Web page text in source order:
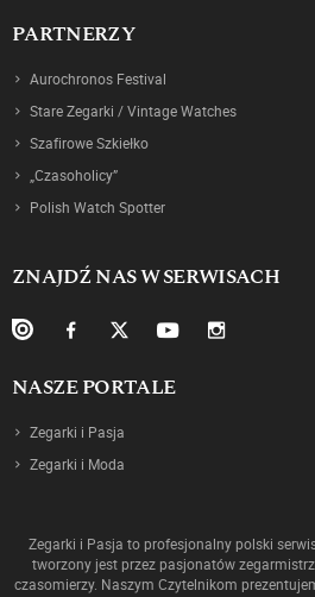
PARTNERZY
Aurochronos Festival
Stare Zegarki / Vintage Watches
Szafirowe Szkiełko
„Czasoholicy”
Polish Watch Spotter
ZNAJDŹ NAS W SERWISACH
NASZE PORTALE
Zegarki i Pasja
Zegarki i Moda
Zegarki i Pasja to profesjonalny polski
tworzony jest przez pasjonatów
czasomierzy. Naszym Czytelnikom